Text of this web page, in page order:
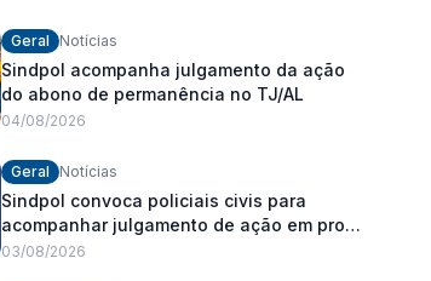
Geral Notícias
Sindpol acompanha julgamento da ação
do abono de permanência no TJ/AL
04/08/2026
Geral Notícias
Sindpol convoca policiais civis para
acompanhar julgamento de ação em prol
do pagamento de 100% do abono de
03/08/2026